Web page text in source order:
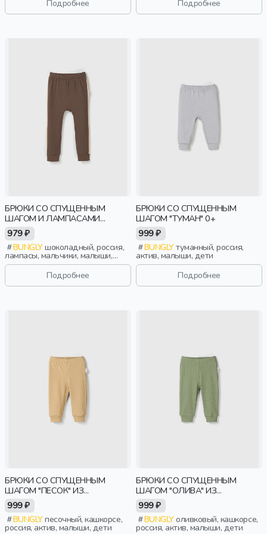
Подробнее Подробнее
БРЮКИ СО СПУЩЕННЫМ
ШАГОМ И ЛАМПАСАМИ
"ШОКОЛАД"
979 ₽
BUNGLYшоколадный, россия,
лампасы, мальчики, малыши,
дошкольники, дети
Подробнее
БРЮКИ СО СПУЩЕННЫМ
ШАГОМ "ТУМАН" 0+
999 ₽
BUNGLYтуманный, россия,
актив, малыши, дети
Подробнее
БРЮКИ СО СПУЩЕННЫМ
ШАГОМ "ПЕСОК" ИЗ
КАШКОРСЕ 0+
999 ₽
BUNGLYпесочный, кашкорсе,
россия, актив, малыши, дети
БРЮКИ СО СПУЩЕННЫМ
ШАГОМ "ОЛИВА" ИЗ
КАШКОРСЕ 0+
999 ₽
BUNGLYоливковый, кашкорсе,
россия, актив, малыши, дети